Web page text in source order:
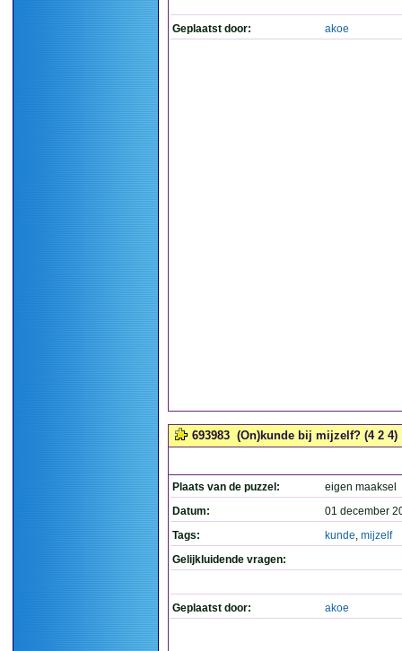
Geplaatst door: akoe
693983 (On)kunde bij mijzelf? (4 2 4)
Plaats van de puzzel:
eigen maaksel
Datum:
01 december
Tags:
kunde, mijzelf
Gelijkluidende vragen:
Geplaatst door: akoe